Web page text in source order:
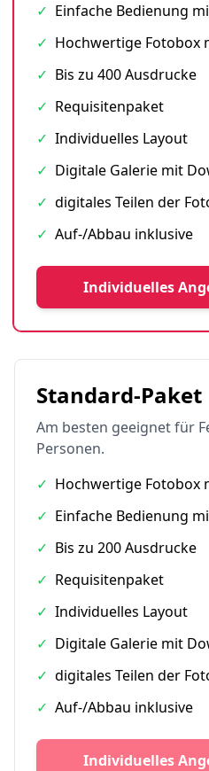
✓ Einfache Bedienung
✓ Hochwertige Fotobox
✓ Bis zu 400 Ausdrucke
✓ Requisitenpaket
✓ Individuelles Layout
✓ Digitale Galerie mit
✓ digitales Teilen der
✓ Auf-/Abbau inklusive
Individuelles
Standard-Paket
Am besten geeignet für
Personen.
✓ Hochwertige Fotobox
✓ Einfache Bedienung
✓ Bis zu 200 Ausdrucke
✓ Requisitenpaket
✓ Individuelles Layout
✓ Digitale Galerie mit
✓ digitales Teilen der
✓ Auf-/Abbau inklusive
Individuelles